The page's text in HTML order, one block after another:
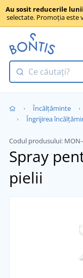
Au sosit reducerile
selectate. Promoția este
Încălţăminte
Îngrijirea
Codul produsului:
Spray
pielii